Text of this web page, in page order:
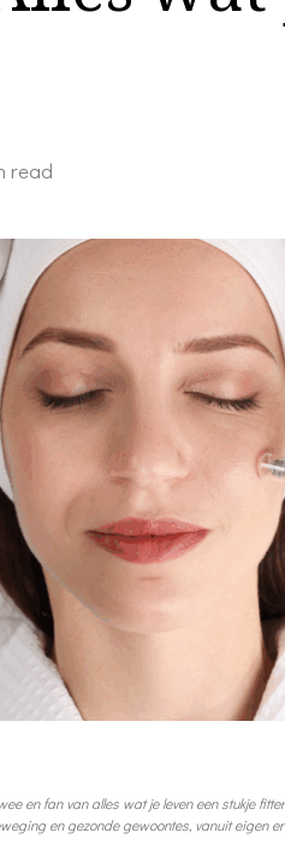
read
en fan van alles wat je leven een stukje
en gezonde gewoontes, vanuit eigen